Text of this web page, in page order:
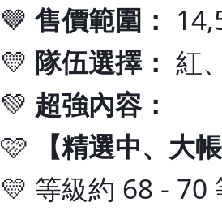
🤎 售價範圍：
💛 隊伍選擇： 紅
💚 超強內容：
🩷
【精選中、大
💛 等級約 68 - 70